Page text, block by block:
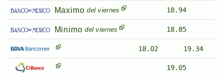
Maximo del viernes 18.94
Minimo del viernes 18.85
18.02 19.34
19.05